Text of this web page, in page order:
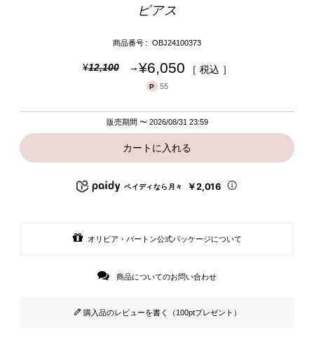
ピアス
商品番号 OBJ24100373
¥12,100 ¥6,050 税込
55
販売期間 〜 2026/08/31 23:59
カートに入れる
ペイディなら月々 ￥2,016
オリビア・バートン公式パッケージについて
商品についてのお問い合わせ
購入品のレビューを書く（100ptプレゼント）